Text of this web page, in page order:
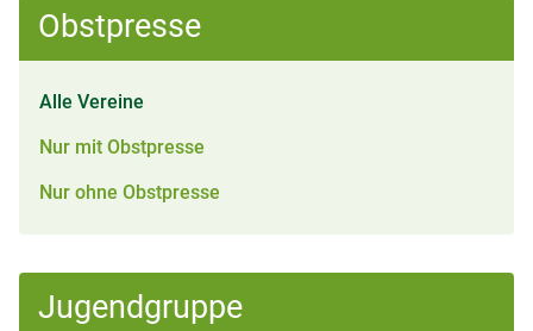
Obstpresse
Alle Vereine
Nur mit Obstpresse
Nur ohne Obstpresse
Jugendgruppe